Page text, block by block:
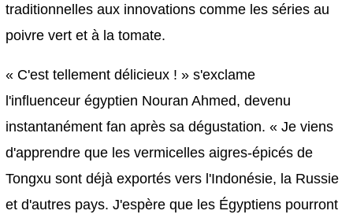
traditionnelles aux innovations comme les séries au
poivre vert et à la tomate.
« C'est tellement délicieux ! » s'exclame
l'influenceur égyptien Nouran Ahmed, devenu
instantanément fan après sa dégustation. « Je viens
d'apprendre que les vermicelles aigres-épicés de
Tongxu sont déjà exportés vers l'Indonésie, la Russie
et d'autres pays. J'espère que les Égyptiens pourront